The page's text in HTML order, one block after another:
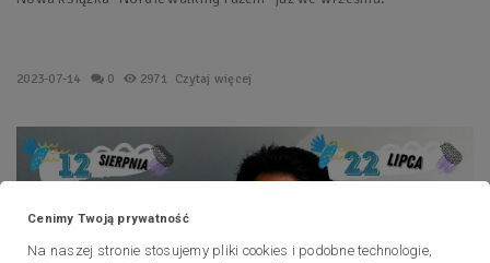
2023-07-14 0 2971 Czytaj więcej
Cenimy Twoją prywatność
Na naszej stronie stosujemy pliki cookies i podobne technologie,